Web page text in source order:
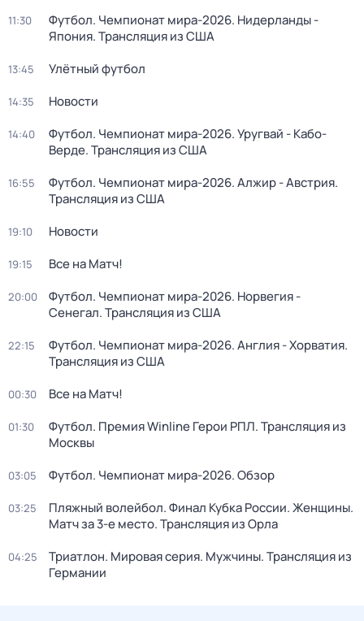
11:30
Футбол. Чемпионат мира-2026. Нидерланды -
Япония. Трансляция из США
13:45 Улётный футбол
14:35 Новости
14:40
Футбол. Чемпионат мира-2026. Уругвай - Кабо-
Верде. Трансляция из США
16:55
Футбол. Чемпионат мира-2026. Алжир - Австрия.
Трансляция из США
19:10 Новости
19:15 Все на Матч!
20:00
Футбол. Чемпионат мира-2026. Норвегия -
Сенегал. Трансляция из США
22:15
Футбол. Чемпионат мира-2026. Англия - Хорватия.
Трансляция из США
00:30 Все на Матч!
01:30
Футбол. Премия Winline Герои РПЛ. Трансляция из
Москвы
03:05 Футбол. Чемпионат мира-2026. Обзор
03:25
Пляжный волейбол. Финал Кубка России. Женщины.
Матч за 3-е место. Трансляция из Орла
04:25
Триатлон. Мировая серия. Мужчины. Трансляция из
Германии